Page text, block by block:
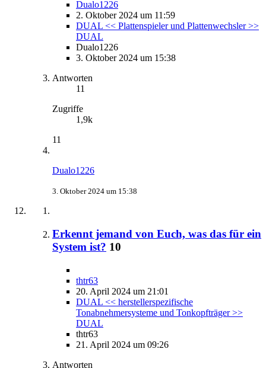
Dualo1226
2. Oktober 2024 um 11:59
DUAL << Plattenspieler und Plattenwechsler >>
DUAL
Dualo1226
3. Oktober 2024 um 15:38
Antworten
11
Zugriffe
1,9k
11
Dualo1226
3. Oktober 2024 um 15:38
Erkennt jemand von Euch, was das für ein
System ist? 10
thtr63
20. April 2024 um 21:01
DUAL << herstellerspezifische
Tonabnehmersysteme und Tonkopfträger >>
DUAL
thtr63
21. April 2024 um 09:26
Antworten